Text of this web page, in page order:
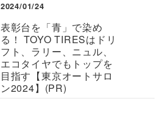
2024/01/24
表彰台を「青」で染め
る！ TOYO TIRESはドリ
フト、ラリー、ニュル、
エコタイヤでもトップを
目指す【東京オートサロ
ン2024】(PR)